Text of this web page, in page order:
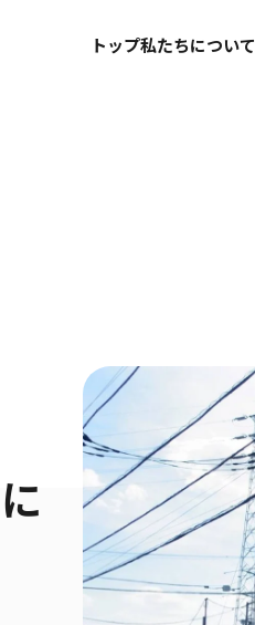
トップ私たちについて
に